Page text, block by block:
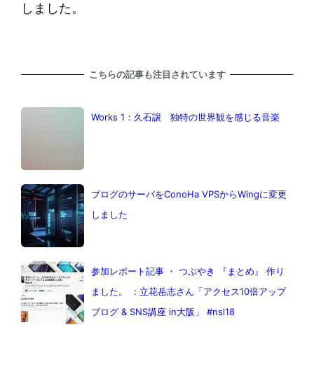
しました。
こちらの記事も注目されています
Works 1：久石譲 独特の世界観を感じる音楽
ブログのサーバをConoHa VPSからWingに変更
しました
参加レポート記事 ・ つぶやき 『まとめ』 作り
ました。 ：立花岳志さん「アクセス10倍アップ
ブログ & SNS講座 in大阪」 #nsl18